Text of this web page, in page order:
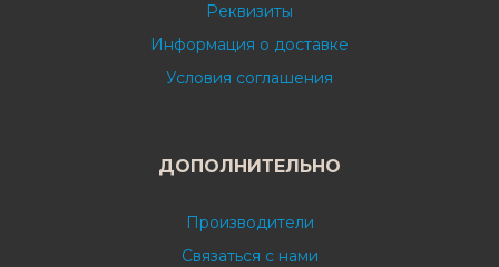
Реквизиты
Информация о доставке
Условия соглашения
ДОПОЛНИТЕЛЬНО
Производители
Связаться с нами